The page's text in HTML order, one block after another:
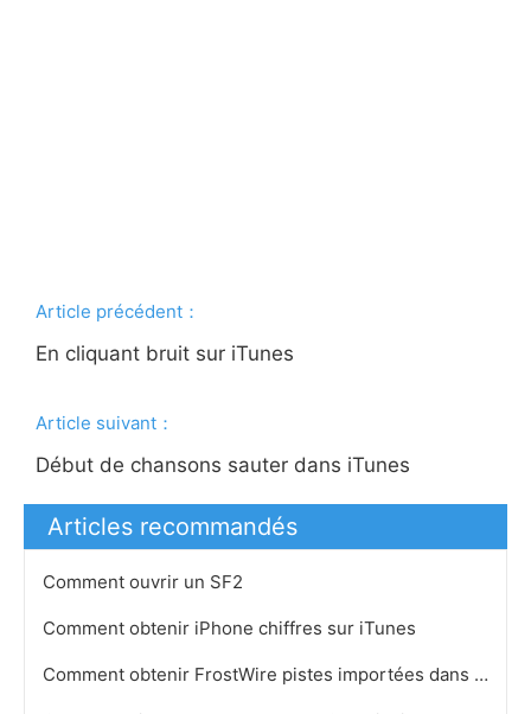
Article précédent：
En cliquant bruit sur ​​iTunes
Article suivant：
Début de chansons sauter dans iTunes
Articles recommandés
Comment ouvrir un SF2
Comment obtenir iPhone chiffres sur iTunes
Comment obtenir FrostWire pistes importées dans iTunes